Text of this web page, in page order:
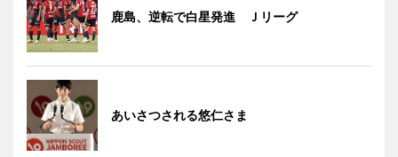
鹿島、逆転で白星発進 Ｊリーグ
あいさつされる悠仁さま